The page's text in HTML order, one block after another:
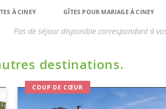
À CINEY GÎTES POUR MARIAGE À CINEY
Pas de séjour disponible correspondant à
destinations.